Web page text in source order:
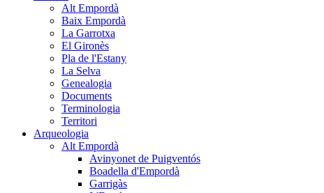
Alt Empordà
Baix Empordà
La Garrotxa
El Gironès
Pla de l'Estany
La Selva
Genealogia
Documents
Terminologia
Territori
Arqueologia
Alt Empordà
Avinyonet de Puigventós
Boadella d'Empordà
Garrigàs